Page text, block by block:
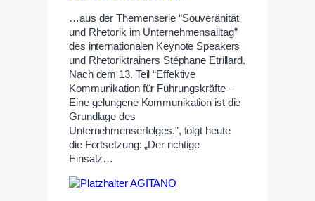
…aus der Themenserie “Souveränität
und Rhetorik im Unternehmensalltag”
des internationalen Keynote Speakers
und Rhetoriktrainers Stéphane Etrillard.
Nach dem 13. Teil “Effektive
Kommunikation für Führungskräfte –
Eine gelungene Kommunikation ist die
Grundlage des
Unternehmenserfolges.”, folgt heute
die Fortsetzung: „Der richtige
Einsatz…